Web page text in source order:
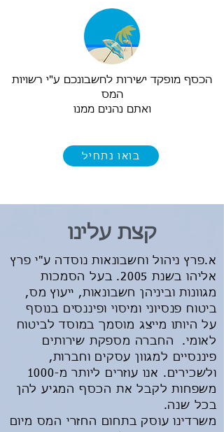
הכסף מופקד ישירות לחשבונכם ע"י רשויות
המס
ואתם נהנים ממנו
בואו נתחיל
קצת עלינו
א.פרץ ניהול וחשבונאות נוסדה ע"י פרץ
אליהו בשנת 2005. בעל הסמכות
מגוונות וביניהן חשבונאות, ייעוץ מס,
ביטוח פנסיוני ומיסוי ופיננסים בנוסף
על היותו מייצג מוסמך במוסד לביטוח
לאומי. החברה מספקת שירותים
פיננסיים למגוון עסקים וחברות,
ולשכירים. אנו עוזרים ליותר מ-1000
משפחות לקבל את הכסף המגיע להן
בכל שנה.
משרדינו עוסק בתחום החזרי המס מיום